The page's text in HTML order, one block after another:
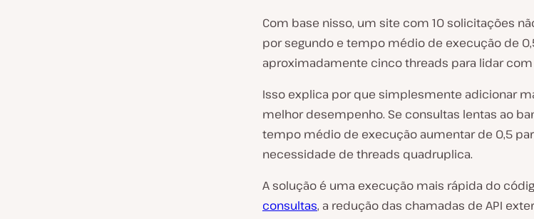
Com base nisso, um site com 10 solicitações
por segundo e tempo médio de execução de
aproximadamente cinco threads para lidar com
Isso explica por que simplesmente adicionar
melhor desempenho. Se consultas lentas ao
tempo médio de execução aumentar de 0,5
necessidade de threads quadruplica.
A solução é uma execução mais rápida do
consultas, a redução das chamadas de API